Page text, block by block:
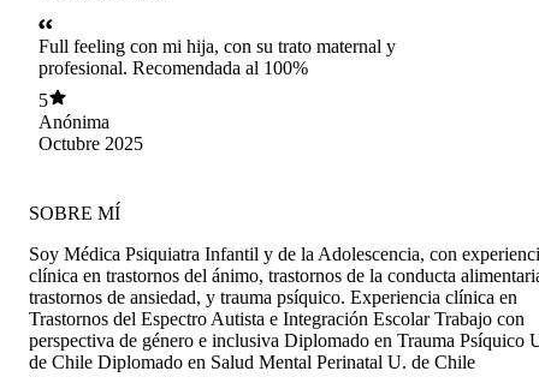
Full feeling con mi hija, con su trato maternal y
profesional. Recomendada al 100%
5
Anónima
Octubre 2025
SOBRE MÍ
Soy Médica Psiquiatra Infantil y de la Adolescencia, con
clínica en trastornos del ánimo, trastornos de la conducta
trastornos de ansiedad, y trauma psíquico. Experiencia clínica en
Trastornos del Espectro Autista e Integración Escolar Trabajo con
perspectiva de género e inclusiva Diplomado en Trauma Psíquico
de Chile Diplomado en Salud Mental Perinatal U. de Chile